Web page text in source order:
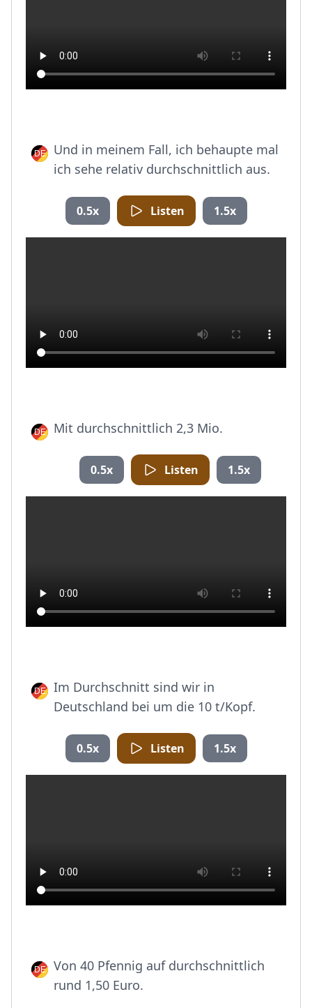
Und in meinem Fall, ich behaupte mal
ich sehe relativ durchschnittlich aus.
0.5x Listen 1.5x
Mit durchschnittlich 2,3 Mio.
0.5x Listen 1.5x
Im Durchschnitt sind wir in
Deutschland bei um die 10 t/Kopf.
0.5x Listen 1.5x
Von 40 Pfennig auf durchschnittlich
rund 1,50 Euro.